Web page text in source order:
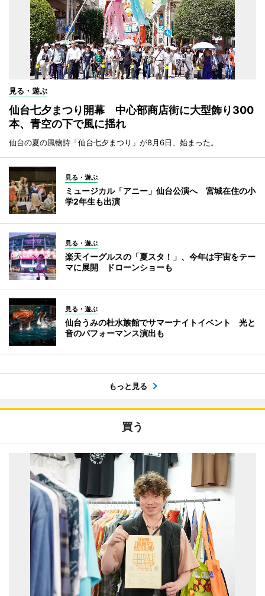
見る・遊ぶ
仙台七夕まつり開幕 中心部商店街に大型飾り300
本、青空の下で風に揺れ
仙台の夏の風物詩「仙台七夕まつり」が8月6日、始まった。
見る・遊ぶ
ミュージカル「アニー」仙台公演へ 宮城在住の小
学2年生も出演
見る・遊ぶ
楽天イーグルスの「夏スタ！」、今年は宇宙をテー
マに展開 ドローンショーも
見る・遊ぶ
仙台うみの杜水族館でサマーナイトイベント 光と
音のパフォーマンス演出も
もっと見る
買う